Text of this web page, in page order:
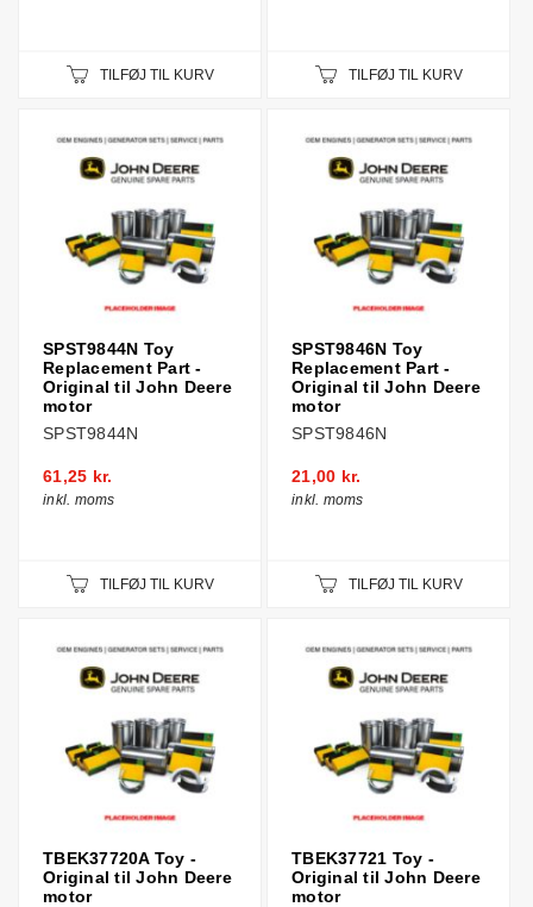
TILFØJ TIL KURV TILFØJ TIL KURV
SPST9844N Toy
Replacement Part -
Original til John Deere
motor
SPST9844N
61,25 kr.
inkl. moms
TILFØJ TIL KURV
SPST9846N Toy
Replacement Part -
Original til John Deere
motor
SPST9846N
21,00 kr.
inkl. moms
TILFØJ TIL KURV
TBEK37720A Toy -
Original til John Deere
motor
TBEK37721 Toy -
Original til John Deere
motor